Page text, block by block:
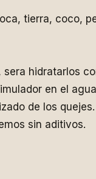
tierra, coco,
hidratarlos
en el
de los
sin aditivos.